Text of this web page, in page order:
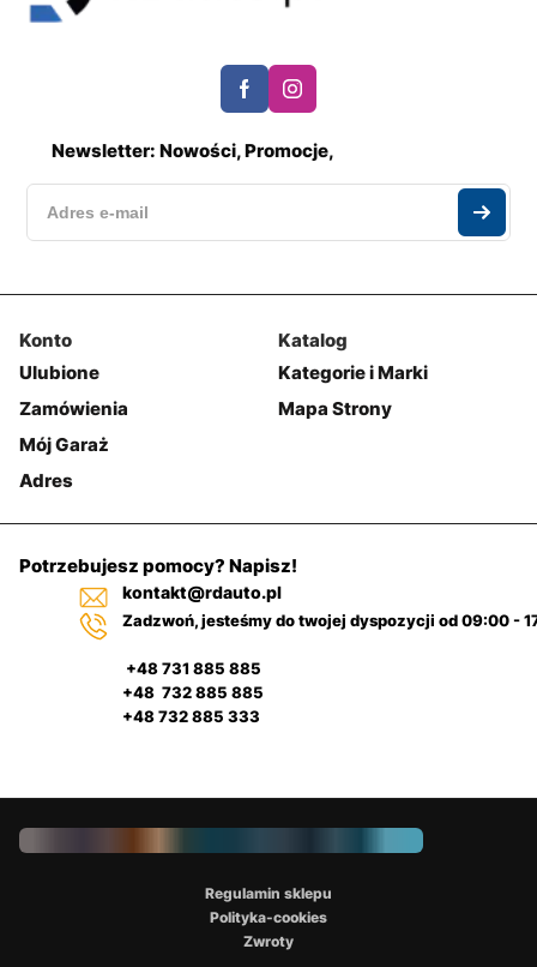
Newsletter: Nowości, Promocje,
Konto
Ulubione
Zamówienia
Mój Garaż
Adres
Katalog
Kategorie i Marki
Mapa Strony
Potrzebujesz pomocy? Napisz!
kontakt@rdauto.pl
Zadzwoń, jesteśmy do twojej dyspozycji od 09:00 -
+48 731 885 885
+48 732 885 885
+48 732 885 333
Regulamin sklepu
Polityka-cookies
Zwroty